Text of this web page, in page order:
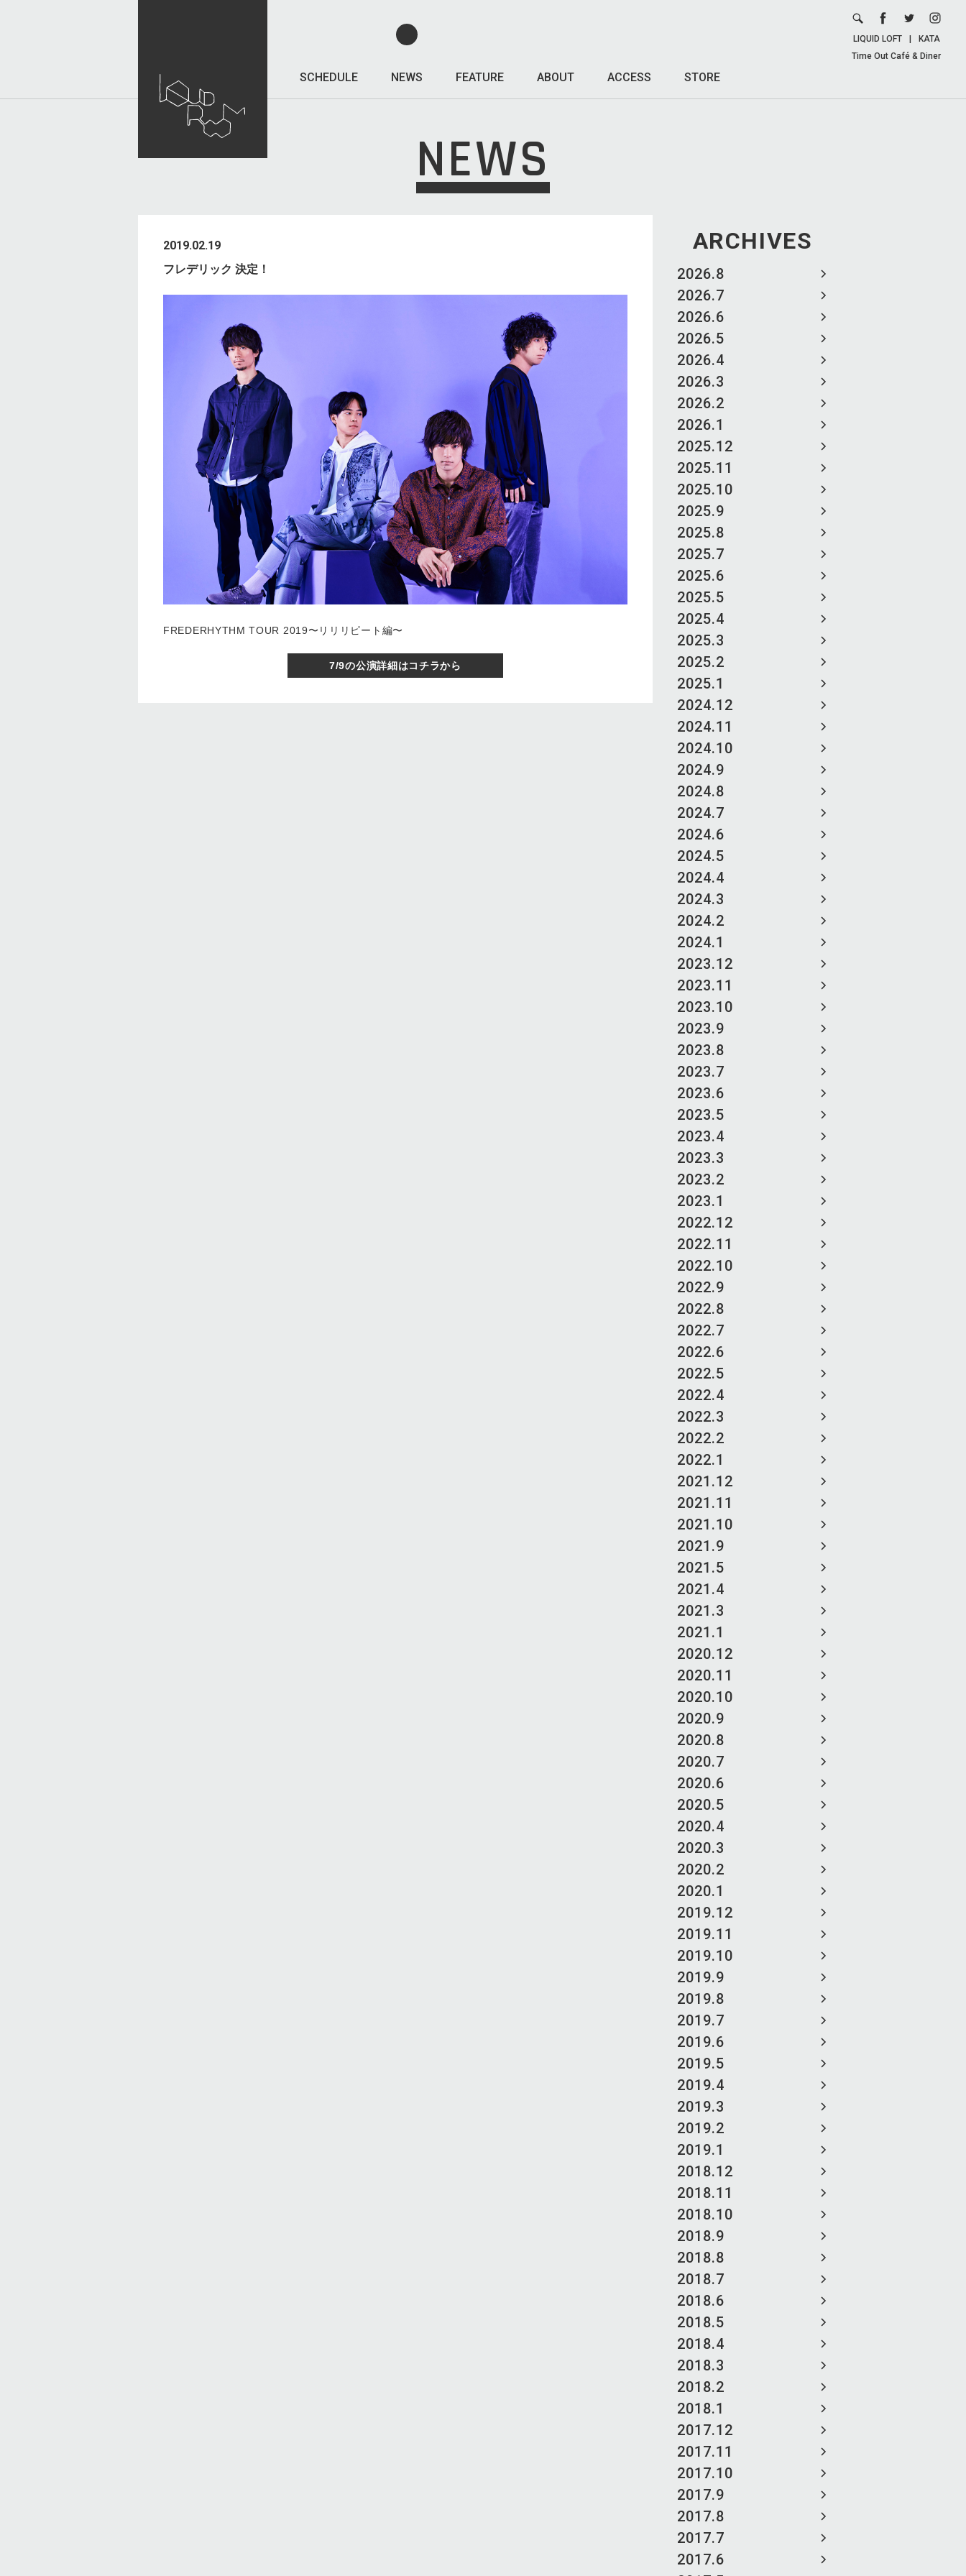
SCHEDULE NEWS FEATURE ABOUT ACCESS STORE
LIQUID LOFT
KATA
Time Out Café & Diner
NEWS
ARCHIVES
2026.8
2026.7
2026.6
2026.5
2026.4
2026.3
2026.2
2026.1
2025.12
2025.11
2025.10
2025.9
2025.8
2025.7
2025.6
2025.5
2025.4
2025.3
2025.2
2025.1
2024.12
2024.11
2024.10
2024.9
2024.8
2024.7
2024.6
2024.5
2024.4
2024.3
2024.2
2024.1
2023.12
2023.11
2023.10
2023.9
2023.8
2023.7
2023.6
2023.5
2023.4
2023.3
2023.2
2023.1
2022.12
2022.11
2022.10
2022.9
2022.8
2022.7
2022.6
2022.5
2022.4
2022.3
2022.2
2022.1
2021.12
2021.11
2021.10
2021.9
2021.5
2021.4
2021.3
2021.1
2020.12
2020.11
2020.10
2020.9
2020.8
2020.7
2020.6
2020.5
2020.4
2020.3
2020.2
2020.1
2019.12
2019.11
2019.10
2019.9
2019.8
2019.7
2019.6
2019.5
2019.4
2019.3
2019.2
2019.1
2018.12
2018.11
2018.10
2018.9
2018.8
2018.7
2018.6
2018.5
2018.4
2018.3
2018.2
2018.1
2017.12
2017.11
2017.10
2017.9
2017.8
2017.7
2017.6
2019.02.19
フレデリック 決定！
FREDERHYTHM TOUR 2019〜リリリピート編〜
7/9の公演詳細はコチラから